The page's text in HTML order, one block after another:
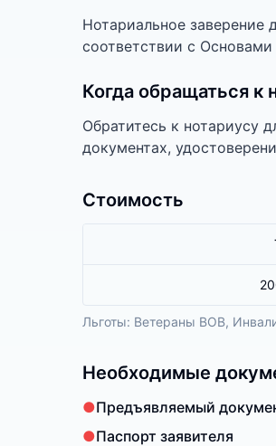
Нотариальное заверение
соответствии с
Когда обращаться к
Обратитесь к нотариусу
документах,
Стоимость
Льготы: Ветераны ВОВ,
Необходимые
●Предъявляемый
●Паспорт заявителя